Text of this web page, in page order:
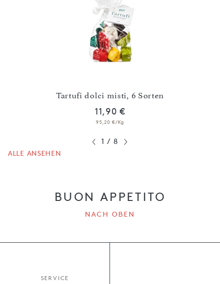
Tartufi dolci misti, 6 Sorten
11,90 €
95,20 €/Kg
1 / 8
ALLE ANSEHEN
BUON APPETITO
NACH OBEN
SERVICE